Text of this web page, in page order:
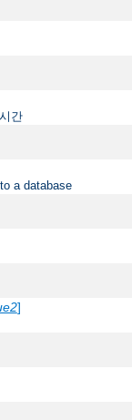
간
a database
]